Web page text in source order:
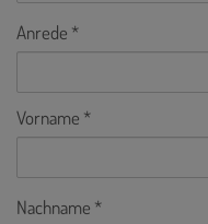
Anrede
Vorname
Nachname